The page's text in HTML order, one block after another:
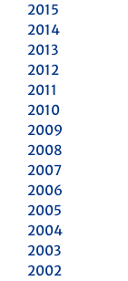
2015
2014
2013
2012
2011
2010
2009
2008
2007
2006
2005
2004
2003
2002